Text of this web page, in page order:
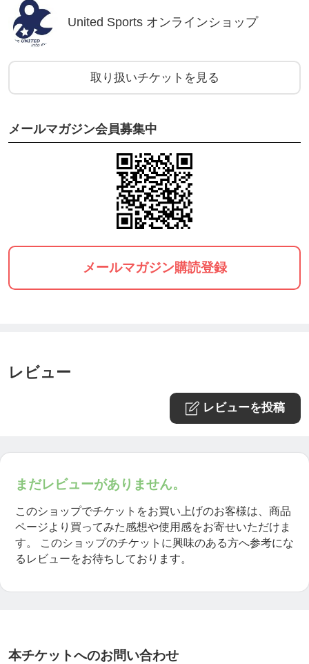
United Sports オンラインショップ
取り扱いチケットを見る
メールマガジン会員募集中
メールマガジン購読登録
レビュー
レビューを投稿
まだレビューがありません。
このショップでチケットをお買い上げのお客様は、商品
ページより買ってみた感想や使用感をお寄せいただけま
す。
このショップのチケットに興味のある方へ参考にな
るレビューをお待ちしております。
本チケットへのお問い合わせ